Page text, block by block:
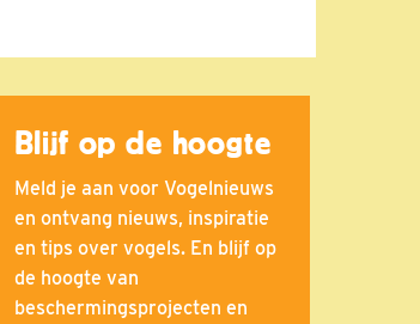
Blijf op de hoogte
Meld je aan voor Vogelnieuws
en ontvang nieuws, inspiratie
en tips over vogels. En blijf op
de hoogte van
beschermingsprojecten en